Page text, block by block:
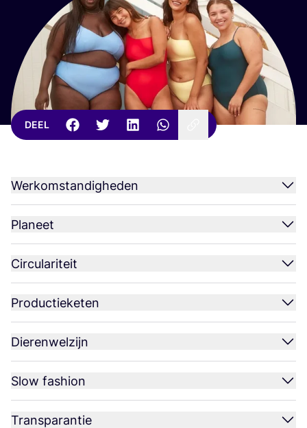
DEEL
Werkomstandigheden
Planeet
Circulariteit
Productieketen
Dierenwelzijn
Slow fashion
Transparantie